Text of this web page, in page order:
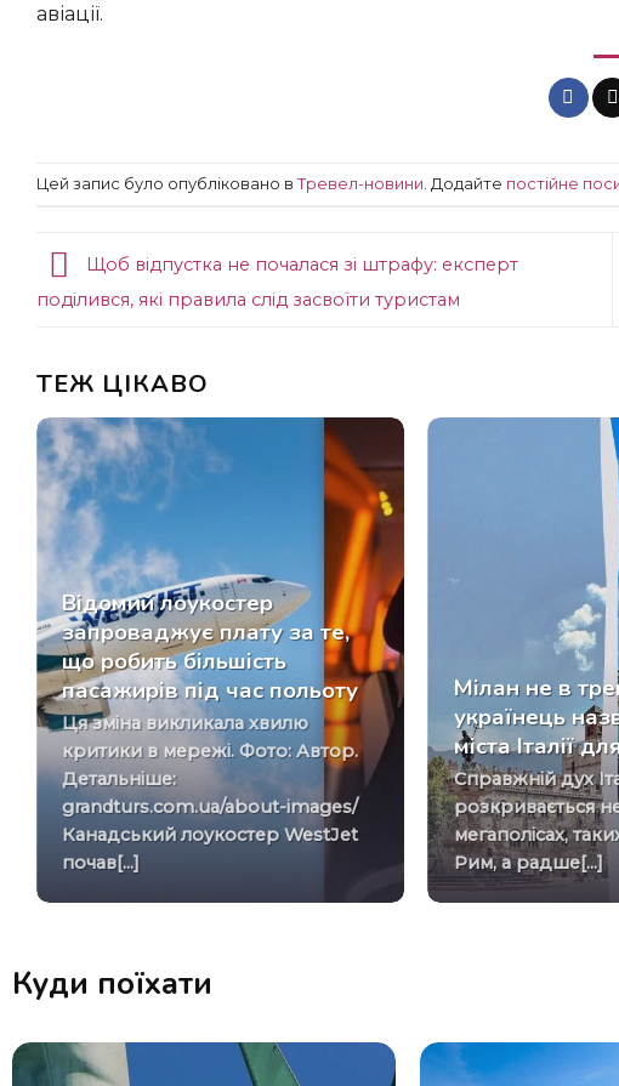
авіації.
Цей запис було опубліковано в Тревел-новини . Додайте постійне
Щоб відпустка не почалася зі штрафу: експерт
поділився, які правила слід засвоїти туристам
ТЕЖ ЦІКАВО
Відомий лоукостер
запроваджує плату за те,
що робить більшість
пасажирів під час польоту
Ця зміна викликала хвилю
критики в мережі. Фото: Автор.
Детальніше:
grandturs.com.ua/about-images/
Канадський лоукостер WestJet
почав[...]
Мілан не в
українець
міста Італії
Справжній дух Італії
розкривається
мегаполісах,
Рим, а радше[...]
Куди поїхати